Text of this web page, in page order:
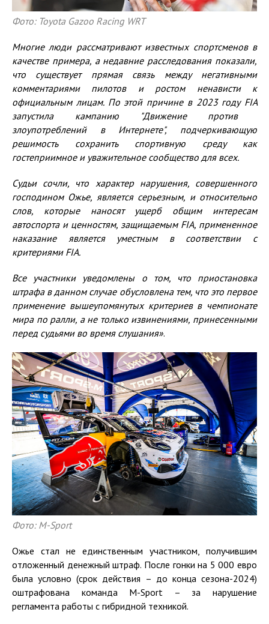
Фото: Toyota Gazoo Racing WRT
Многие люди рассматриваютизвестных спортсменов в
качестве примера, а недавние расследования показали,
что существует прямая связь между негативными
комментариями пилотов и ростом ненависти к
официальным лицам. По этой причине в 2023 году FIA
запустила кампанию
"Движение против
злоупотреблений в Интернете", подчеркивающую
решимость сохранить спортивную среду как
гостеприимное и уважительное сообщество для всех.
Судьи сочли, что характер нарушения, совершенного
господином Ожье, является серьезным, и относительно
слов, которые наносят ущерб общим интересам
автоспорта и ценностям, защищаемым FIA, примененное
наказание является уместным в соответствии с
критериями FIA.
Все участники уведомлены о том, что приостановка
штрафа в данном случае обусловлена тем, что это первое
применение вышеупомянутых критериев в чемпионате
мира по ралли, а не только извинениями, принесенными
перед судьями во время слушания».
Фото: M-Sport
Ожье стал не единственным участником, получившим
отложенный денежный штраф. После гонки на 5 000 евро
была условно (срок действия – до конца сезона-2024)
оштрафована команда M-Sport – за нарушение
регламента работы с гибридной техникой.